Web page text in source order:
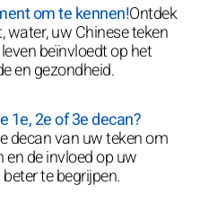
om te kennen!Ontdek
water, uw Chinese teken
beïnvloedt op het
en gezondheid.
1e, 2e of 3e decan?
decan van uw teken om
de invloed op uw
te begrijpen.